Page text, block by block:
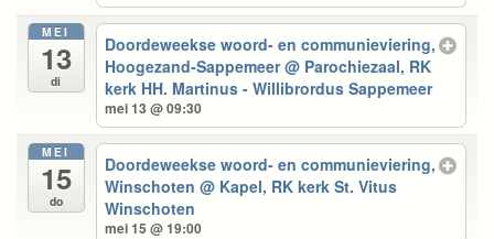
MEI
13
di
Doordeweekse woord- en communieviering,
Hoogezand-Sappemeer@ Parochiezaal, RK
kerk HH. Martinus - Willibrordus Sappemeer
mei 13 @ 09:30
MEI
15
do
Doordeweekse woord- en communieviering,
Winschoten@ Kapel, RK kerk St. Vitus
Winschoten
mei 15 @ 19:00